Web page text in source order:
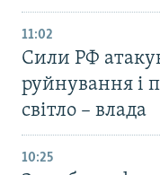
11:02
Сили РФ
руйнування і
світло – влада
10:25